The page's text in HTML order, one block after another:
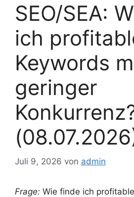
SEO/SEA:
ich
Keywords
geringer
Juli 9, 2026 von admin
Frage: Wie finde ich